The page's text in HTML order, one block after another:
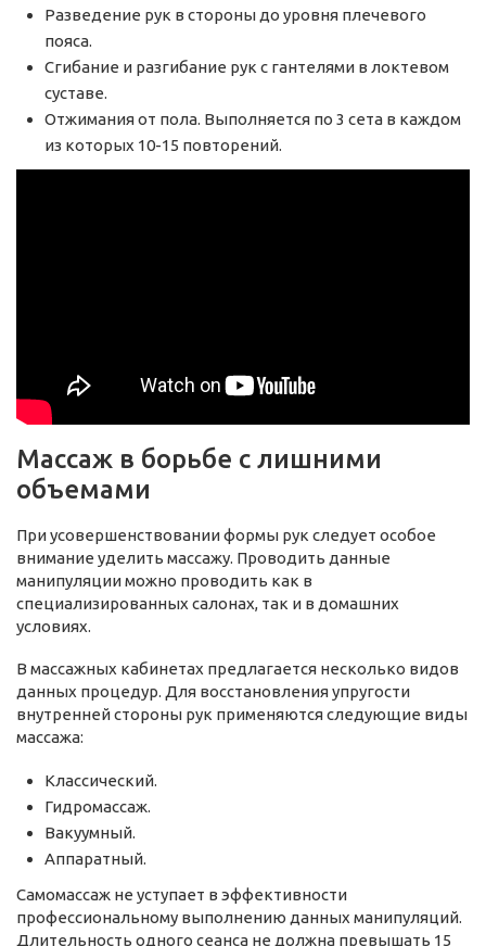
Разведение рук в стороны до уровня плечевого
пояса.
Сгибание и разгибание рук с гантелями в локтевом
суставе.
Отжимания от пола. Выполняется по 3 сета в каждом
из которых 10-15 повторений.
Массаж в борьбе с лишними
объемами
При усовершенствовании формы рук следует особое
внимание уделить массажу. Проводить данные
манипуляции можно проводить как в
специализированных салонах, так и в домашних
условиях.
В массажных кабинетах предлагается несколько видов
данных процедур. Для восстановления упругости
внутренней стороны рук применяются следующие виды
массажа:
Классический.
Гидромассаж.
Вакуумный.
Аппаратный.
Самомассаж не уступает в эффективности
профессиональному выполнению данных манипуляций.
Длительность одного сеанса не должна превышать 15